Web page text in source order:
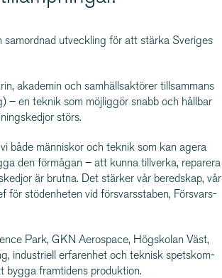
samordnad utveckling för att stärka Sveriges
akademin och samhälls­ak­törer tillsammans
– en teknik som möjliggör snabb och hållbar
störs.
både människor och teknik som kan agera
den förmågan – att kunna tillverka, reparera
är brutna. Det stärker vår beredskap, vår
för stödenheten vid försvars­staben, Försvars­
Park, GKN Aerospace, Högskolan Väst,
industriell erfarenhet och teknisk spets­kom­
bygga framtidens produktion.